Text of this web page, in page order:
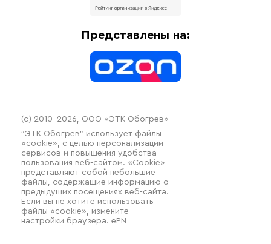
Отопительное оборудование
Представлены на:
(c) 2010–2026, ООО «ЭТК Обогрев»
“ЭТК Обогрев” использует файлы
«cookie», с целью персонализации
сервисов и повышения удобства
пользования веб-сайтом. «Cookie»
представляют собой небольшие
файлы, содержащие информацию о
предыдущих посещениях веб-сайта.
Если вы не хотите использовать
файлы «cookie», измените
настройки браузера. ePN